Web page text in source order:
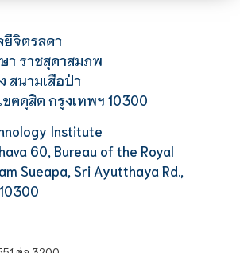
ยีจิตรลดา
า ราชสุดาสมภพ
สนามเสือป่า
ตดุสิต กรุงเทพฯ 10300
Institute
60, Bureau of the Royal
Sueapa, Sri Ayutthaya Rd.,